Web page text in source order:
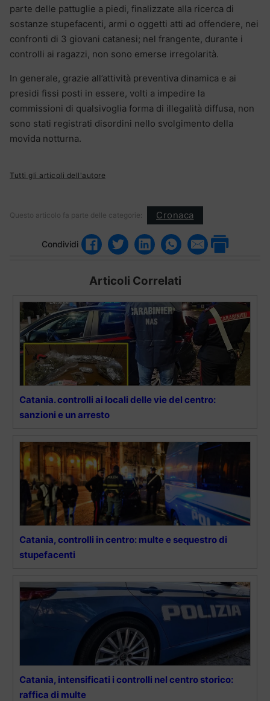
parte delle pattuglie a piedi, finalizzate alla ricerca di
sostanze stupefacenti, armi o oggetti atti ad offendere, nei
confronti di 3 giovani catanesi; nel frangente, durante i
controlli ai ragazzi, non sono emerse irregolarità.
In generale, grazie all’attività preventiva dinamica e ai
presidi fissi posti in essere, volti a impedire la
commissioni di qualsivoglia forma di illegalità diffusa, non
sono stati registrati disordini nello svolgimento della
movida notturna.
Tutti gli articoli dell'autore
Questo articolo fa parte delle categorie: Cronaca
Condividi
Articoli Correlati
Catania. controlli ai locali delle vie del centro:
sanzioni e un arresto
Catania, controlli in centro: multe e sequestro di
stupefacenti
Catania, intensificati i controlli nel centro storico:
raffica di multe